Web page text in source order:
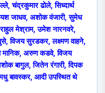
चंद्रकुमार ढोले, सिध्दार्थ
जाधव, अशोक वंजारी, सुमेध
मेश्राम, उमेश नारनवरे,
पुसे, विजय सुरडकर, लक्ष्मण वाहने,
मानिक, अरुण कडवे, विजय
बागुल, जितेन रंगारी, दिपक
बावस्कर, आदी उपस्थित थे